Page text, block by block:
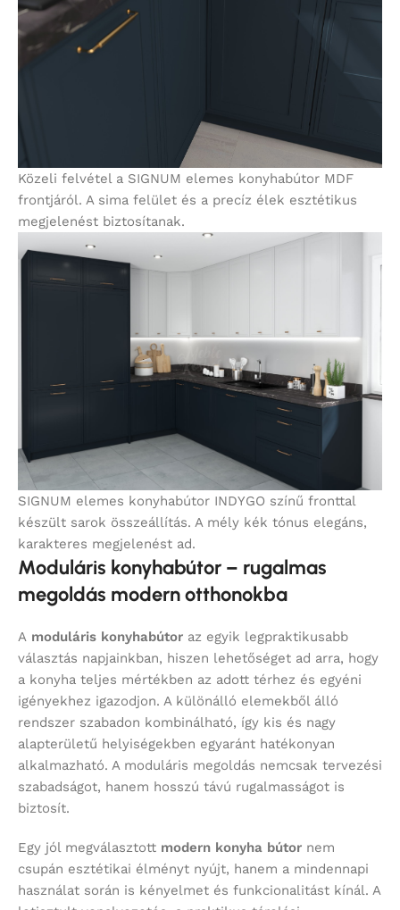
Közeli felvétel a SIGNUM elemes konyhabútor MDF
frontjáról. A sima felület és a precíz élek esztétikus
megjelenést biztosítanak.
SIGNUM elemes konyhabútor INDYGO színű fronttal
készült sarok összeállítás. A mély kék tónus elegáns,
karakteres megjelenést ad.
Moduláris konyhabútor – rugalmas
megoldás modern otthonokba
A moduláris konyhabútor az egyik legpraktikusabb
választás napjainkban, hiszen lehetőséget ad arra, hogy
a konyha teljes mértékben az adott térhez és egyéni
igényekhez igazodjon. A különálló elemekből álló
rendszer szabadon kombinálható, így kis és nagy
alapterületű helyiségekben egyaránt hatékonyan
alkalmazható. A moduláris megoldás nemcsak tervezési
szabadságot, hanem hosszú távú rugalmasságot is
biztosít.
Egy jól megválasztott modern konyha bútor nem
csupán esztétikai élményt nyújt, hanem a mindennapi
használat során is kényelmet és funkcionalitást kínál. A